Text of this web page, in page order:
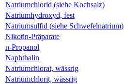
Natriumchlorid (siehe Kochsalz)
Natriumhydroxyd, fest
Natriumsulfid (siehe Schwefelnatrium)
Nikotin-Präparate
n-Propanol
Naphthalin
Natriumchlorat, wässrig
Natriumchlorit, wässrig